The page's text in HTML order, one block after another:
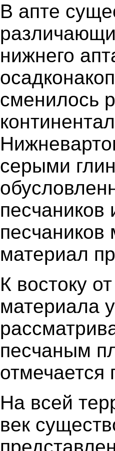
В апте
нижнего
сменилось
серыми
песчаников
материал
К востоку
материала
песчаным
отмечается
На всей
век